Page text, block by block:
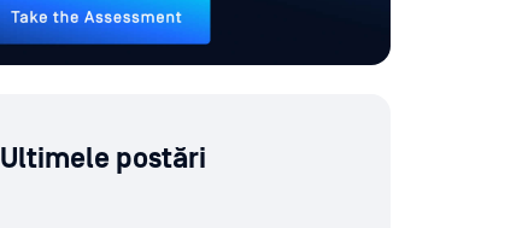
Ultimele postări